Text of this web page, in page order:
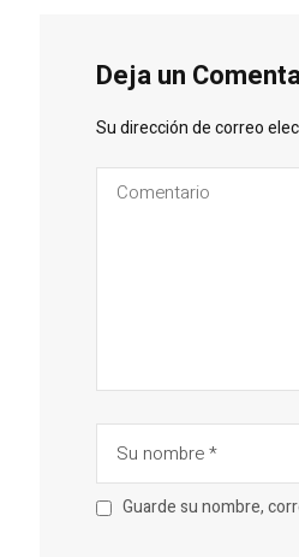
Deja un
Su dirección de correo
Guarde su nombre,